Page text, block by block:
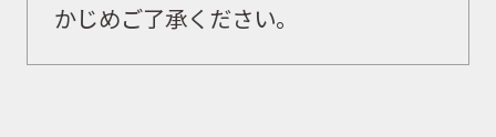
かじめご了承ください。